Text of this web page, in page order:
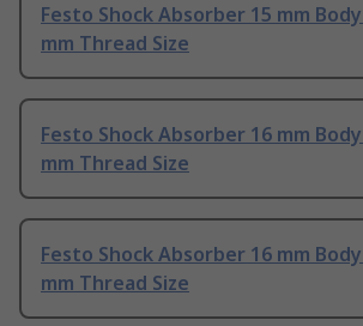
Festo Shock Absorber 15 mm
mm Thread Size
Festo Shock Absorber 16 mm
mm Thread Size
Festo Shock Absorber 16 mm
mm Thread Size